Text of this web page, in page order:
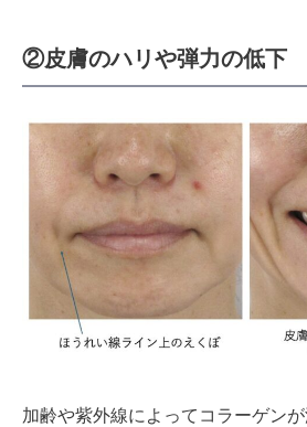
②皮膚のハリや弾力の低下
加齢や紫外線によってコラーゲン